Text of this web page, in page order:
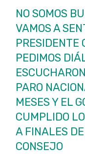
NO SOMOS
VAMOS A
PRESIDENTE
PEDIMOS
PARO
MESES Y EL
CUMPLIDO
A FINALES
CONSEJO